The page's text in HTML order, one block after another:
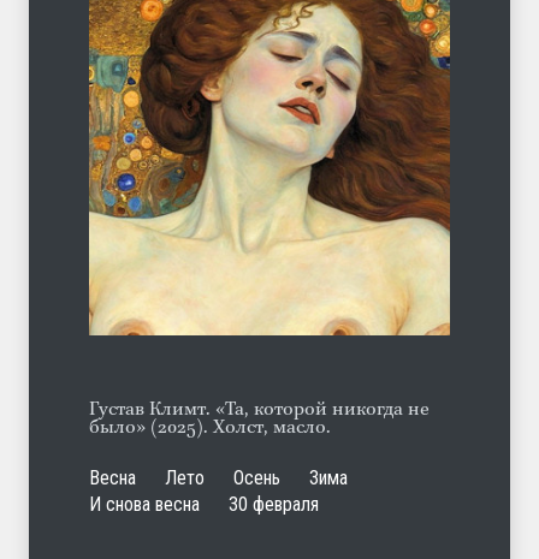
С теплотой
ЛЕТО 03.08.2026
Марципан (из Агнии Барто)
ЛЕТО 31.07.2026
Густав Климт. «Та, которой никогда не
было» (2025). Холст, масло.
Весна Лето Осень
Зима
И снова весна
30 февраля